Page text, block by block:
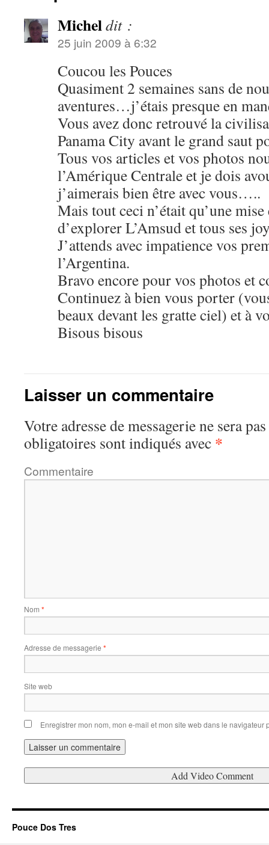
Micheldit :
25 juin 2009 à 6:32
Coucou les Pouces
Quasiment 2 semaines sans de
aventures…j’étais presque en
Vous avez donc retrouvé la
Panama City avant le grand saut
Tous vos articles et vos photos
l’Amérique Centrale et je dois
j’aimerais bien être avec vous…..
Mais tout ceci n’était qu’une
d’explorer L’Amsud et tous ses
J’attends avec impatience vos
l’Argentina.
Bravo encore pour vos photos et
Continuez à bien vous porter
beaux devant les gratte ciel) et à
Bisous bisous
Laisser un commentaire
Votre adresse de messagerie ne sera
obligatoires sont indiqués avec *
Commentaire
Nom *
Adresse de messagerie *
Site web
Enregistrer mon nom, mon e-mail et mon site web dans le navigateur
Pouce Dos Tres